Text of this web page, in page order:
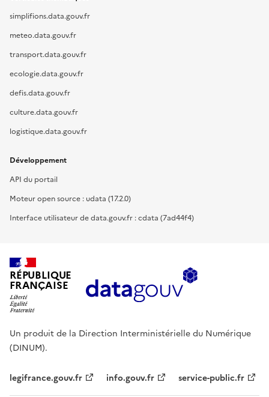
simplifions.data.gouv.fr
meteo.data.gouv.fr
transport.data.gouv.fr
ecologie.data.gouv.fr
defis.data.gouv.fr
culture.data.gouv.fr
logistique.data.gouv.fr
Développement
API du portail
Moteur open source : udata (17.2.0)
Interface utilisateur de data.gouv.fr : cdata (7ad44f4)
RÉPUBLIQUE
FRANÇAISE
Un produit de la Direction Interministérielle du Numérique
(DINUM).
legifrance.gouv.fr info.gouv.fr service-public.fr